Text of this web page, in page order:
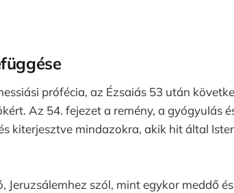
prófécia, az Ézsaiás 53 után
Az 54. fejezet a remény, a gyógyulás
kiterjesztve mindazokra, akik hit által
Jeruzsálemhez szól, mint egykor meddő